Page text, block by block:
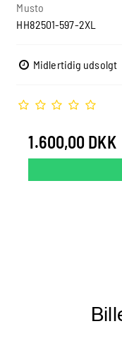
Musto
HH82501-597-2XL
Midlertidig udsolgt
1.600,00 DKK